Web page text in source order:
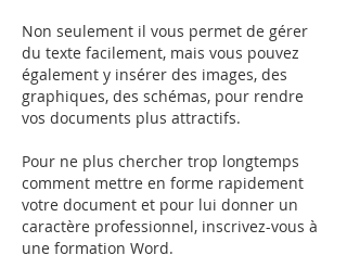
Non seulement il vous permet de gérer
du texte facilement, mais vous pouvez
également y insérer des images, des
graphiques, des schémas, pour rendre
vos documents plus attractifs.
Pour ne plus chercher trop longtemps
comment mettre en forme rapidement
votre document et pour lui donner un
caractère professionnel, inscrivez-vous à
une formation Word.